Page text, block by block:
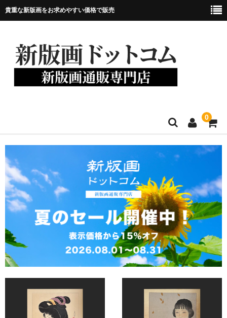
貴重な新版画をお求めやすい価格で販売
0
当店について
新版画について
商品一覧
お問い合わせ
カート